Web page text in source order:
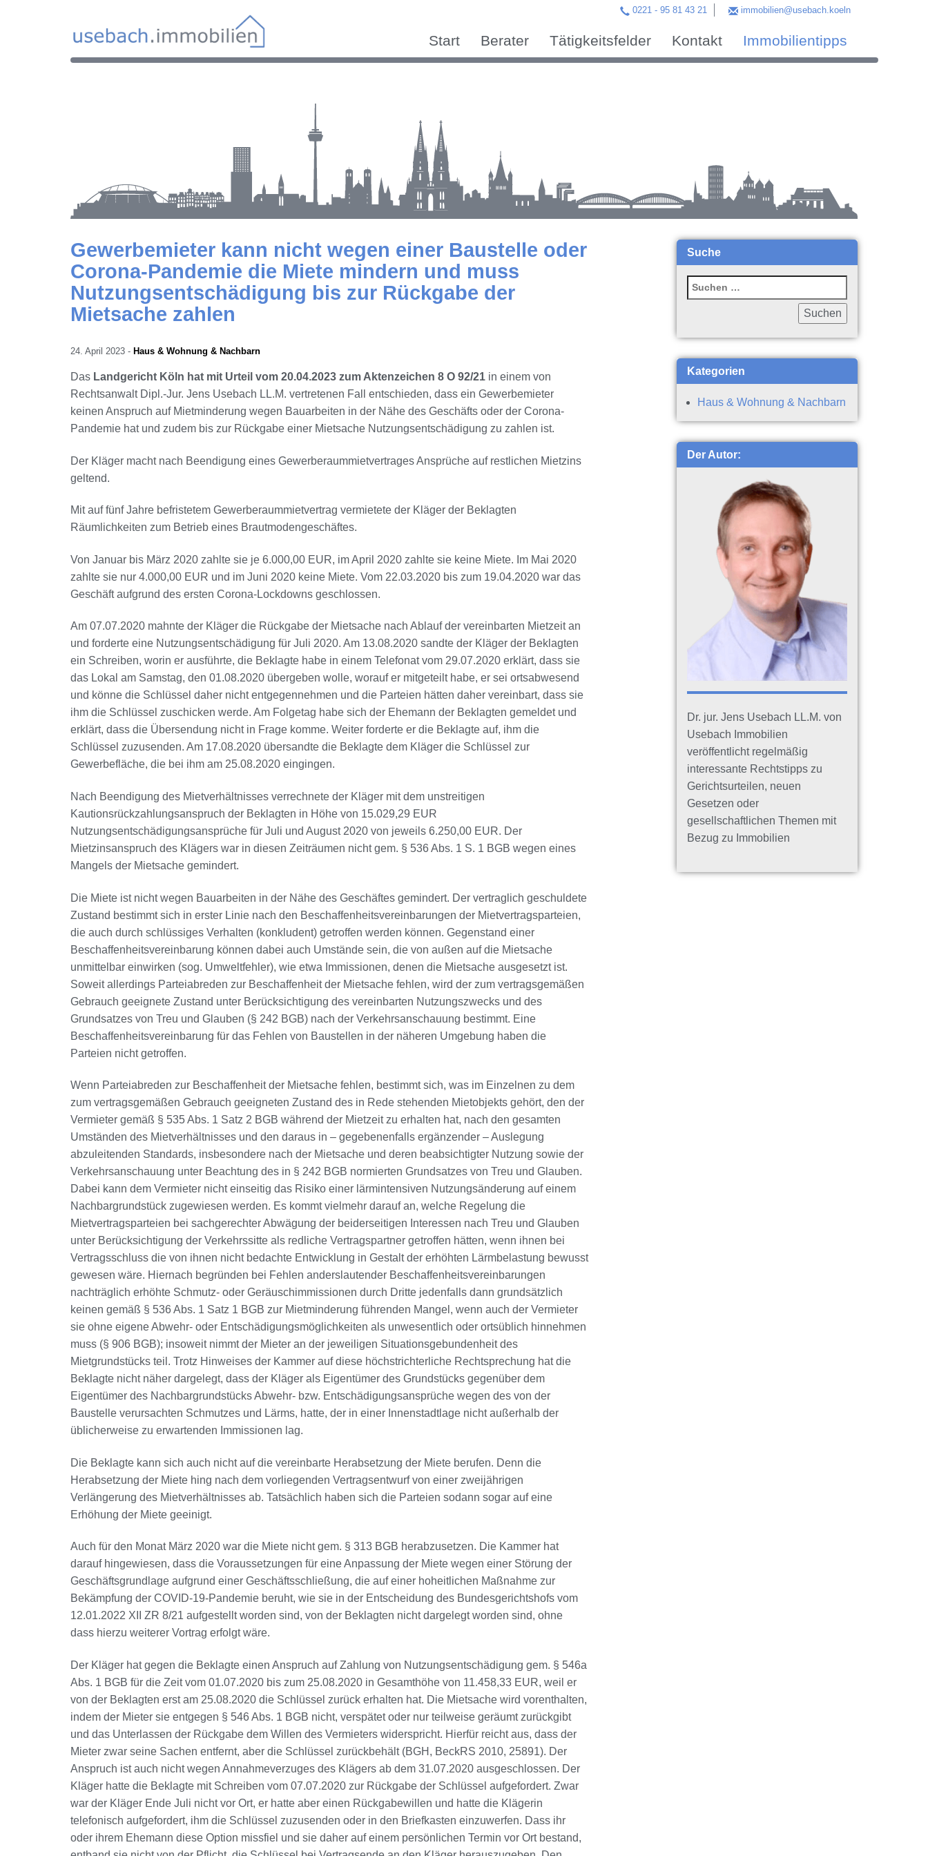
0221 - 95 81 43 21 immobilien@usebach.koeln
Start Berater Tätigkeitsfelder Kontakt Immobilientipps
Gewerbemieter kann nicht wegen einer Baustelle oder
Corona-Pandemie die Miete mindern und muss
Nutzungsentschädigung bis zur Rückgabe der
Mietsache zahlen
24. April 2023 - Haus & Wohnung & Nachbarn
Das Landgericht Köln hat mit Urteil vom 20.04.2023 zum Aktenzeichen 8 O 92/21 in einem von
Rechtsanwalt Dipl.-Jur. Jens Usebach LL.M. vertretenen Fall entschieden, dass ein Gewerbemieter
keinen Anspruch auf Mietminderung wegen Bauarbeiten in der Nähe des Geschäfts oder der Corona-
Pandemie hat und zudem bis zur Rückgabe einer Mietsache Nutzungsentschädigung zu zahlen ist.
Der Kläger macht nach Beendigung eines Gewerberaummietvertrages Ansprüche auf restlichen Mietzins
geltend.
Mit auf fünf Jahre befristetem Gewerberaummietvertrag vermietete der Kläger der Beklagten
Räumlichkeiten zum Betrieb eines Brautmodengeschäftes.
Von Januar bis März 2020 zahlte sie je 6.000,00 EUR, im April 2020 zahlte sie keine Miete. Im Mai 2020
zahlte sie nur 4.000,00 EUR und im Juni 2020 keine Miete. Vom 22.03.2020 bis zum 19.04.2020 war das
Geschäft aufgrund des ersten Corona-Lockdowns geschlossen.
Am 07.07.2020 mahnte der Kläger die Rückgabe der Mietsache nach Ablauf der vereinbarten Mietzeit an
und forderte eine Nutzungsentschädigung für Juli 2020. Am 13.08.2020 sandte der Kläger der Beklagten
ein Schreiben, worin er ausführte, die Beklagte habe in einem Telefonat vom 29.07.2020 erklärt, dass sie
das Lokal am Samstag, den 01.08.2020 übergeben wolle, worauf er mitgeteilt habe, er sei ortsabwesend
und könne die Schlüssel daher nicht entgegennehmen und die Parteien hätten daher vereinbart, dass sie
ihm die Schlüssel zuschicken werde. Am Folgetag habe sich der Ehemann der Beklagten gemeldet und
erklärt, dass die Übersendung nicht in Frage komme. Weiter forderte er die Beklagte auf, ihm die
Schlüssel zuzusenden. Am 17.08.2020 übersandte die Beklagte dem Kläger die Schlüssel zur
Gewerbefläche, die bei ihm am 25.08.2020 eingingen.
Nach Beendigung des Mietverhältnisses verrechnete der Kläger mit dem unstreitigen
Kautionsrückzahlungsanspruch der Beklagten in Höhe von 15.029,29 EUR
Nutzungsentschädigungsansprüche für Juli und August 2020 von jeweils 6.250,00 EUR. Der
Mietzinsanspruch des Klägers war in diesen Zeiträumen nicht gem. § 536 Abs. 1 S. 1 BGB wegen eines
Mangels der Mietsache gemindert.
Die Miete ist nicht wegen Bauarbeiten in der Nähe des Geschäftes gemindert. Der vertraglich geschuldete
Zustand bestimmt sich in erster Linie nach den Beschaffenheitsvereinbarungen der Mietvertragsparteien,
die auch durch schlüssiges Verhalten (konkludent) getroffen werden können. Gegenstand einer
Beschaffenheitsvereinbarung können dabei auch Umstände sein, die von außen auf die Mietsache
unmittelbar einwirken (sog. Umweltfehler), wie etwa Immissionen, denen die Mietsache ausgesetzt ist.
Soweit allerdings Parteiabreden zur Beschaffenheit der Mietsache fehlen, wird der zum vertragsgemäßen
Gebrauch geeignete Zustand unter Berücksichtigung des vereinbarten Nutzungszwecks und des
Grundsatzes von Treu und Glauben (§ 242 BGB) nach der Verkehrsanschauung bestimmt. Eine
Beschaffenheitsvereinbarung für das Fehlen von Baustellen in der näheren Umgebung haben die
Parteien nicht getroffen.
Wenn Parteiabreden zur Beschaffenheit der Mietsache fehlen, bestimmt sich, was im Einzelnen zu dem
zum vertragsgemäßen Gebrauch geeigneten Zustand des in Rede stehenden Mietobjekts gehört, den der
Vermieter gemäß § 535 Abs. 1 Satz 2 BGB während der Mietzeit zu erhalten hat, nach den gesamten
Umständen des Mietverhältnisses und den daraus in – gegebenenfalls ergänzender – Auslegung
abzuleitenden Standards, insbesondere nach der Mietsache und deren beabsichtigter Nutzung sowie der
Verkehrsanschauung unter Beachtung des in § 242 BGB normierten Grundsatzes von Treu und Glauben.
Dabei kann dem Vermieter nicht einseitig das Risiko einer lärmintensiven Nutzungsänderung auf einem
Nachbargrundstück zugewiesen werden. Es kommt vielmehr darauf an, welche Regelung die
Mietvertragsparteien bei sachgerechter Abwägung der beiderseitigen Interessen nach Treu und Glauben
unter Berücksichtigung der Verkehrssitte als redliche Vertragspartner getroffen hätten, wenn ihnen bei
Vertragsschluss die von ihnen nicht bedachte Entwicklung in Gestalt der erhöhten Lärmbelastung bewusst
gewesen wäre. Hiernach begründen bei Fehlen anderslautender Beschaffenheitsvereinbarungen
nachträglich erhöhte Schmutz- oder Geräuschimmissionen durch Dritte jedenfalls dann grundsätzlich
keinen gemäß § 536 Abs. 1 Satz 1 BGB zur Mietminderung führenden Mangel, wenn auch der Vermieter
sie ohne eigene Abwehr- oder Entschädigungsmöglichkeiten als unwesentlich oder ortsüblich hinnehmen
muss (§ 906 BGB); insoweit nimmt der Mieter an der jeweiligen Situationsgebundenheit des
Mietgrundstücks teil. Trotz Hinweises der Kammer auf diese höchstrichterliche Rechtsprechung hat die
Beklagte nicht näher dargelegt, dass der Kläger als Eigentümer des Grundstücks gegenüber dem
Eigentümer des Nachbargrundstücks Abwehr- bzw. Entschädigungsansprüche wegen des von der
Baustelle verursachten Schmutzes und Lärms, hatte, der in einer Innenstadtlage nicht außerhalb der
üblicherweise zu erwartenden Immissionen lag.
Die Beklagte kann sich auch nicht auf die vereinbarte Herabsetzung der Miete berufen. Denn die
Herabsetzung der Miete hing nach dem vorliegenden Vertragsentwurf von einer zweijährigen
Verlängerung des Mietverhältnisses ab. Tatsächlich haben sich die Parteien sodann sogar auf eine
Erhöhung der Miete geeinigt.
Auch für den Monat März 2020 war die Miete nicht gem. § 313 BGB herabzusetzen. Die Kammer hat
darauf hingewiesen, dass die Voraussetzungen für eine Anpassung der Miete wegen einer Störung der
Geschäftsgrundlage aufgrund einer Geschäftsschließung, die auf einer hoheitlichen Maßnahme zur
Bekämpfung der COVID-19-Pandemie beruht, wie sie in der Entscheidung des Bundesgerichtshofs vom
12.01.2022 XII ZR 8/21 aufgestellt worden sind, von der Beklagten nicht dargelegt worden sind, ohne
dass hierzu weiterer Vortrag erfolgt wäre.
Der Kläger hat gegen die Beklagte einen Anspruch auf Zahlung von Nutzungsentschädigung gem. § 546a
Abs. 1 BGB für die Zeit vom 01.07.2020 bis zum 25.08.2020 in Gesamthöhe von 11.458,33 EUR, weil er
von der Beklagten erst am 25.08.2020 die Schlüssel zurück erhalten hat. Die Mietsache wird vorenthalten,
indem der Mieter sie entgegen § 546 Abs. 1 BGB nicht, verspätet oder nur teilweise geräumt zurückgibt
und das Unterlassen der Rückgabe dem Willen des Vermieters widerspricht. Hierfür reicht aus, dass der
Mieter zwar seine Sachen entfernt, aber die Schlüssel zurückbehält (BGH, BeckRS 2010, 25891). Der
Anspruch ist auch nicht wegen Annahmeverzuges des Klägers ab dem 31.07.2020 ausgeschlossen. Der
Kläger hatte die Beklagte mit Schreiben vom 07.07.2020 zur Rückgabe der Schlüssel aufgefordert. Zwar
war der Kläger Ende Juli nicht vor Ort, er hatte aber einen Rückgabewillen und hatte die Klägerin
telefonisch aufgefordert, ihm die Schlüssel zuzusenden oder in den Briefkasten einzuwerfen. Dass ihr
oder ihrem Ehemann diese Option missfiel und sie daher auf einem persönlichen Termin vor Ort bestand,
Suche
Kategorien
Haus & Wohnung & Nachbarn
Der Autor:
Dr. jur. Jens Usebach LL.M. von
Usebach Immobilien
veröffentlicht regelmäßig
interessante Rechtstipps zu
Gerichtsurteilen, neuen
Gesetzen oder
gesellschaftlichen Themen mit
Bezug zu Immobilien